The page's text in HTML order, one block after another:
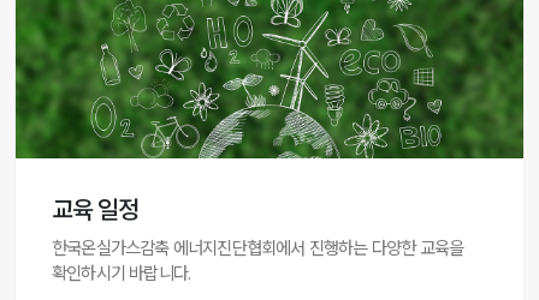
교육 일정
한국온실가스감축 에너지진단협회에서 진행하는 다양한 교육을
확인하시기 바랍니다.